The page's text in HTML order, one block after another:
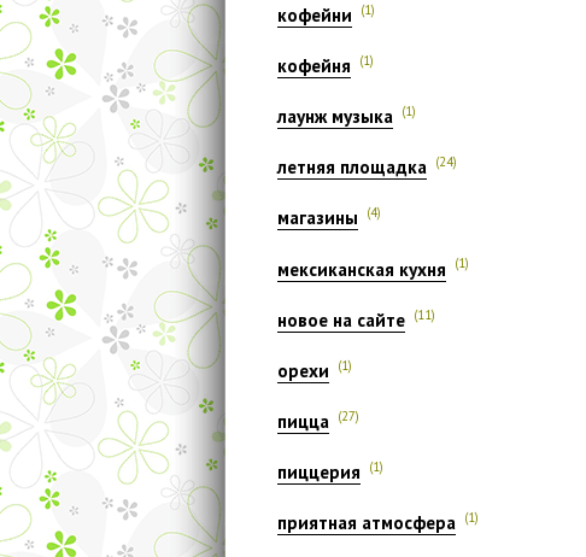
кофейни (1)
кофейня (1)
лаунж музыка (1)
летняя площадка (24)
магазины (4)
мексиканская кухня (1)
новое на сайте (11)
орехи (1)
пицца (27)
пиццерия (1)
приятная атмосфера (1)